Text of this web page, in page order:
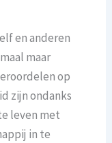
en anderen
maar
op
zijn ondanks
leven met
in te